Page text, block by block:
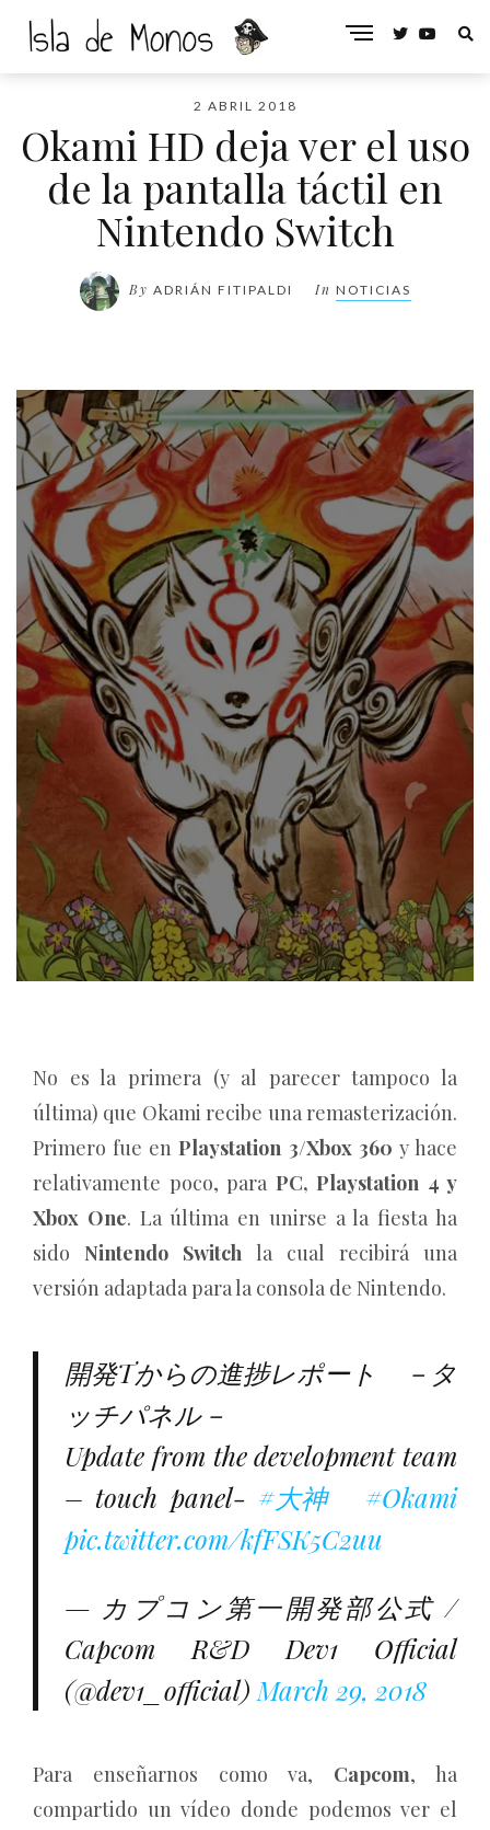
2 ABRIL 2018
Okami HD deja ver el uso
de la pantalla táctil en
Nintendo Switch
By ADRIÁN FITIPALDI In NOTICIAS
No es la primera (y al parecer tampoco la
última) que Okami recibe una remasterización.
Primero fue enPlaystation 3/Xbox 360 y hace
relativamente poco, para PC, Playstation 4 y
Xbox One. La última en unirse a la fiesta ha
sido Nintendo Switch la cual recibirá una
versión adaptada para la consola de Nintendo.
開発Tからの進捗レポート －タ
ッチパネル－
Update from the development team
– touch panel- #大神
#Okami
pic.twitter.com/kfFSK5C2uu
— カプコン第一開発部公式 /
Capcom R&D Dev1 Official
(@dev1_official) March 29, 2018
Para enseñarnos como va, Capcom, ha
compartido un vídeo donde podemos ver el